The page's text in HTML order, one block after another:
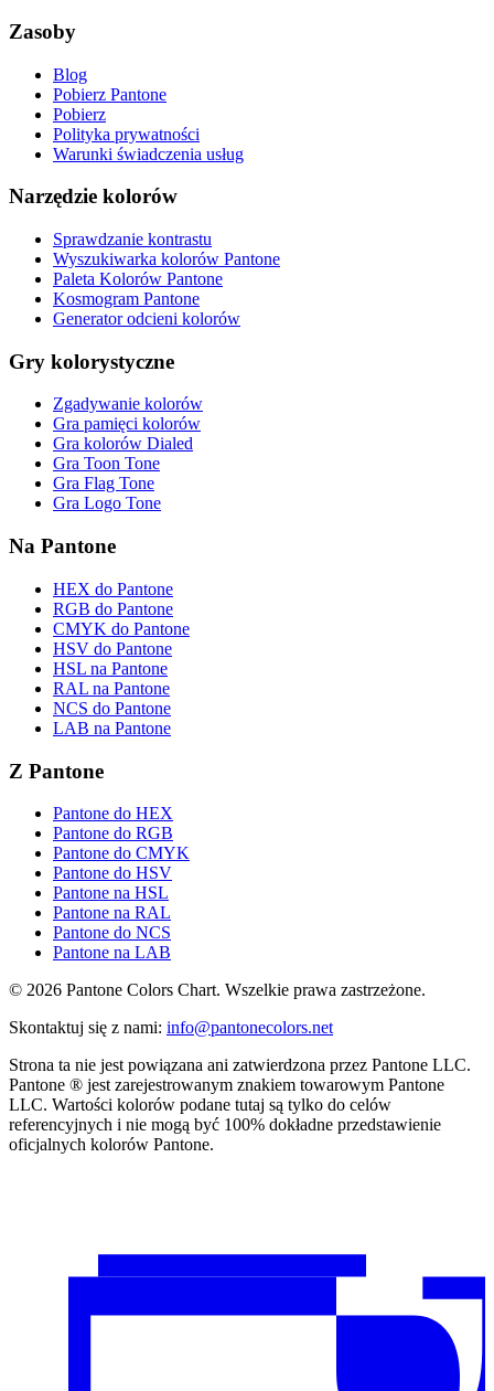
Zasoby
Blog
Pobierz Pantone
Pobierz
Polityka prywatności
Warunki świadczenia usług
Narzędzie kolorów
Sprawdzanie kontrastu
Wyszukiwarka kolorów Pantone
Paleta Kolorów Pantone
Kosmogram Pantone
Generator odcieni kolorów
Gry kolorystyczne
Zgadywanie kolorów
Gra pamięci kolorów
Gra kolorów Dialed
Gra Toon Tone
Gra Flag Tone
Gra Logo Tone
Na Pantone
HEX do Pantone
RGB do Pantone
CMYK do Pantone
HSV do Pantone
HSL na Pantone
RAL na Pantone
NCS do Pantone
LAB na Pantone
Z Pantone
Pantone do HEX
Pantone do RGB
Pantone do CMYK
Pantone do HSV
Pantone na HSL
Pantone na RAL
Pantone do NCS
Pantone na LAB
© 2026 Pantone Colors Chart. Wszelkie prawa zastrzeżone.
Skontaktuj się z nami: info@pantonecolors.net
Strona ta nie jest powiązana ani zatwierdzona przez Pantone LLC.
Pantone ® jest zarejestrowanym znakiem towarowym Pantone
LLC. Wartości kolorów podane tutaj są tylko do celów
referencyjnych i nie mogą być 100% dokładne przedstawienie
oficjalnych kolorów Pantone.